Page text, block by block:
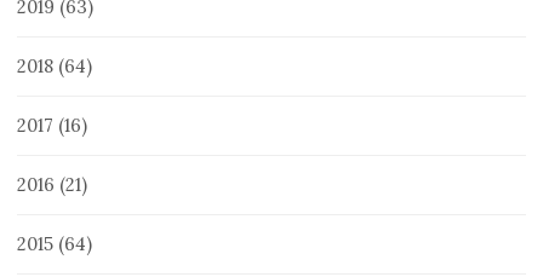
2019 (63)
2018 (64)
2017 (16)
2016 (21)
2015 (64)